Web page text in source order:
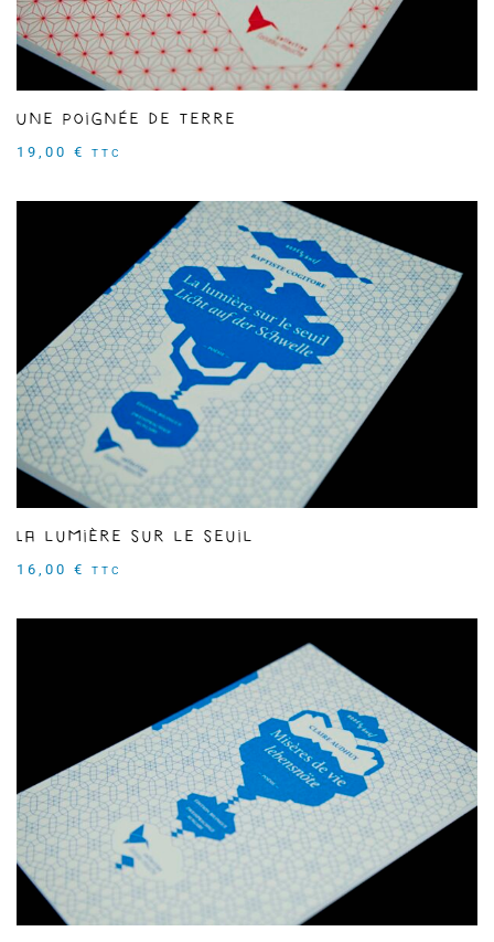
Une Poignée de terre
19,00 € TTC
La lumière sur le seuil
16,00 € TTC